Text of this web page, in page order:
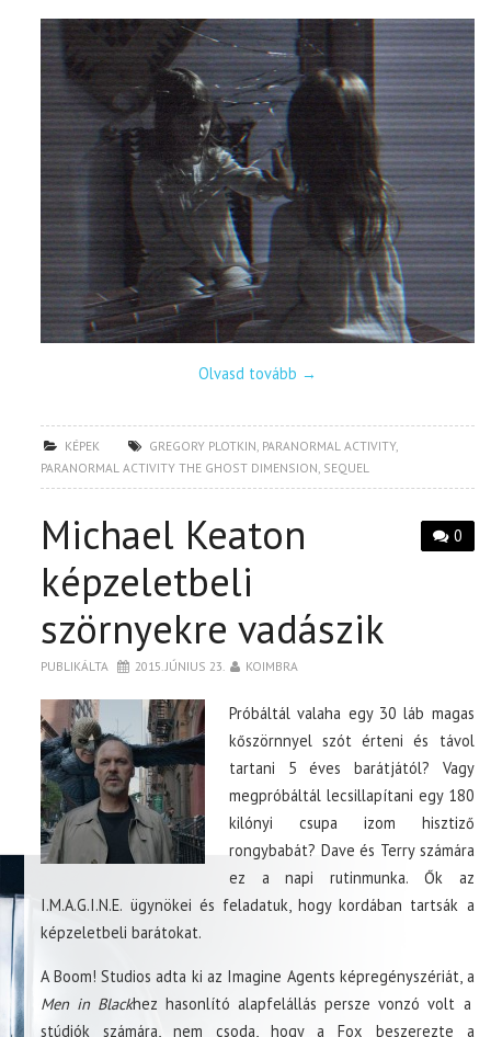
Olvasd tovább →
KÉPEK GREGORY PLOTKIN PARANORMAL ACTIVITY,
PARANORMAL ACTIVITY THE GHOST DIMENSION SEQUEL
0
Michael Keaton
képzeletbeli
szörnyekre vadászik
PUBLIKÁLTA 2015. JÚNIUS 23. KOIMBRA
Próbáltál valaha egy 30 láb magas
kőszörnnyel szót érteni és távol
tartani 5 éves barátjától? Vagy
megpróbáltál lecsillapítani egy 180
kilónyi csupa izom hisztiző
rongybabát? Dave és Terry számára
ez a napi rutinmunka. Ők az
I.M.A.G.I.N.E. ügynökei és feladatuk, hogy kordában tartsák a
képzeletbeli barátokat.
A Boom! Studios adta ki az Imagine Agents képregényszériát, a
Men in Blackhez hasonlító alapfelállás persze vonzó volt a
stúdiók számára, nem csoda, hogy a Fox beszerezte a